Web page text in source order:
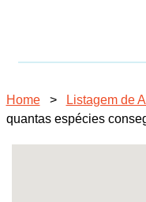
Home > Listagem de
quantas espécies